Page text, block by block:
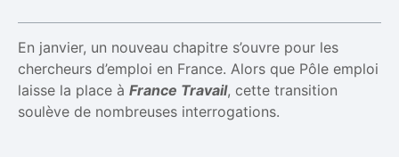
En janvier, un nouveau chapitre s’ouvre pour les
chercheurs d’emploi en France. Alors que Pôle emploi
laisse la place à France Travail, cette transition
soulève de nombreuses interrogations.